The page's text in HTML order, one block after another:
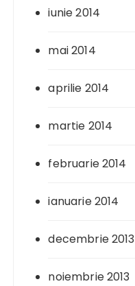
iunie 2014
mai 2014
aprilie 2014
martie 2014
februarie 2014
ianuarie 2014
decembrie 2013
noiembrie 2013